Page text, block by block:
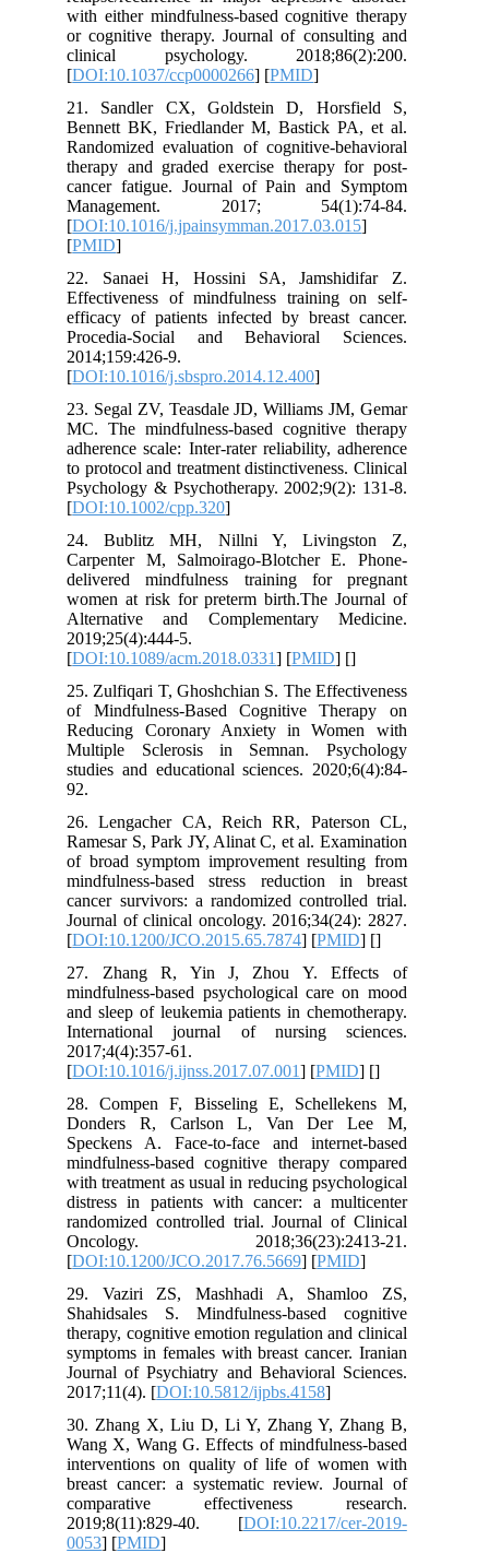
with either mindfulness-based cognitive therapy
or cognitive therapy. Journal of consulting and
clinical psychology. 2018;86(2):200.
[DOI:10.1037/ccp0000266] [PMID
21. Sandler CX, Goldstein D, Horsfield S,
Bennett BK, Friedlander M, Bastick PA, et al.
Randomized evaluation of cognitive-behavioral
therapy and graded exercise therapy for post-
cancer fatigue. Journal of Pain and Symptom
Management. 2017; 54(1):74-84.
[DOI:10.1016/j.jpainsymman.2017.03.015
[PMID
22. Sanaei H, Hossini SA, Jamshidifar Z.
Effectiveness of mindfulness training on self-
efficacy of patients infected by breast cancer.
Procedia-Social and Behavioral Sciences.
2014;159:426-9.
[DOI:10.1016/j.sbspro.2014.12.400
23. Segal ZV, Teasdale JD, Williams JM, Gemar
MC. The mindfulness‐based cognitive therapy
adherence scale: Inter‐rater reliability, adherence
to protocol and treatment distinctiveness. Clinical
Psychology & Psychotherapy. 2002;9(2): 131-8.
[DOI:10.1002/cpp.320
24. Bublitz MH, Nillni Y, Livingston Z,
Carpenter M, Salmoirago-Blotcher E. Phone-
delivered mindfulness training for pregnant
women at risk for preterm birth.The Journal of
Alternative and Complementary Medicine.
2019;25(4):444-5.
[DOI:10.1089/acm.2018.0331] [PMID] [
25. Zulfiqari T, Ghoshchian S. The Effectiveness
of Mindfulness-Based Cognitive Therapy on
Reducing Coronary Anxiety in Women with
Multiple Sclerosis in Semnan. Psychology
studies and educational sciences. 2020;6(4):84-
92.
26. Lengacher CA, Reich RR, Paterson CL,
Ramesar S, Park JY, Alinat C, et al. Examination
of broad symptom improvement resulting from
mindfulness-based stress reduction in breast
cancer survivors: a randomized controlled trial.
Journal of clinical oncology. 2016;34(24): 2827.
[DOI:10.1200/JCO.2015.65.7874] [PMID] [
27. Zhang R, Yin J, Zhou Y. Effects of
mindfulness-based psychological care on mood
and sleep of leukemia patients in chemotherapy.
International journal of nursing sciences.
2017;4(4):357-61.
[DOI:10.1016/j.ijnss.2017.07.001] [PMID] [
28. Compen F, Bisseling E, Schellekens M,
Donders R, Carlson L, Van Der Lee M,
Speckens A. Face-to-face and internet-based
mindfulness-based cognitive therapy compared
with treatment as usual in reducing psychological
distress in patients with cancer: a multicenter
randomized controlled trial. Journal of Clinical
Oncology. 2018;36(23):2413-21.
[DOI:10.1200/JCO.2017.76.5669] [PMID
29. Vaziri ZS, Mashhadi A, Shamloo ZS,
Shahidsales S. Mindfulness-based cognitive
therapy, cognitive emotion regulation and clinical
symptoms in females with breast cancer. Iranian
Journal of Psychiatry and Behavioral Sciences.
2017;11(4). [DOI:10.5812/ijpbs.4158
30. Zhang X, Liu D, Li Y, Zhang Y, Zhang B,
Wang X, Wang G. Effects of mindfulness-based
interventions on quality of life of women with
breast cancer: a systematic review. Journal of
comparative effectiveness research.
2019;8(11):829-40. [DOI:10.2217/cer-2019-
0053] [PMID